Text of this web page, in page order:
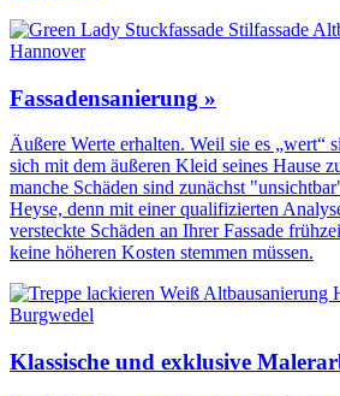
Fassadensanierung »
Äußere Werte erhalten. Weil sie es „wert“
sich mit dem äußeren Kleid seines Hause
manche Schäden sind zunächst
Heyse, denn mit einer qualifizierten
versteckte Schäden an Ihrer Fassade
keine höheren Kosten stemmen müssen.
Klassische und exklusive